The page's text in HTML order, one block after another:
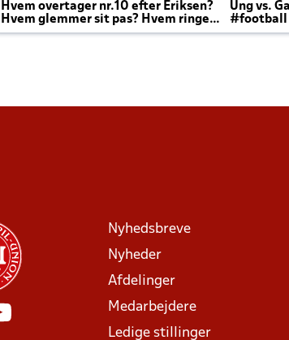
Hvem overtager nr.10 efter Eriksen?
Hvem glemmer sit pas? Hvem ringer
Joachim altid til efter kampe?
Ung vs.
#football
Nyhedsbreve
Nyheder
Afdelinger
Medarbejdere
Ledige stillinger